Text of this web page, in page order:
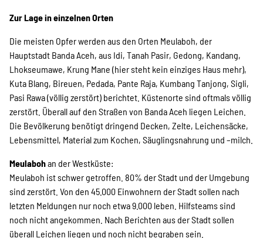
Indonesian
Suche
Zur Lage in einzelnen Orten
Die meisten Opfer werden aus den Orten Meulaboh, der
Hauptstadt Banda Aceh, aus Idi, Tanah Pasir, Gedong, Kandang,
Lhokseumawe, Krung Mane (hier steht kein einziges Haus mehr),
Kuta Blang, Bireuen, Pedada, Pante Raja, Kumbang Tanjong, Sigli,
Pasi Rawa (völlig zerstört) berichtet. Küstenorte sind oftmals völlig
zerstört. Überall auf den Straßen von Banda Aceh liegen Leichen.
Die Bevölkerung benötigt dringend Decken, Zelte, Leichensäcke,
Lebensmittel, Material zum Kochen, Säuglingsnahrung und –milch.
Meulabohan der Westküste:
Meulaboh ist schwer getroffen. 80% der Stadt und der Umgebung
sind zerstört. Von den 45.000 Einwohnern der Stadt sollen nach
letzten Meldungen nur noch etwa 9.000 leben. Hilfsteams sind
noch nicht angekommen. Nach Berichten aus der Stadt sollen
überall Leichen liegen und noch nicht begraben sein.